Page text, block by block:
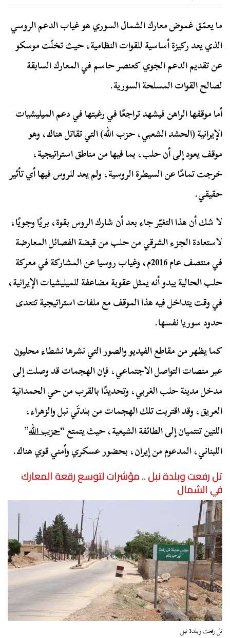
ما يعمّق غموض معارك الشمال السوري هو غياب الدعم الروسي
الذي يعد ركيزة أساسية للقوات النظامية، حيث تخلّت موسكو
عن تقديم الدعم الجوي كعنصر حاسم في المعارك السابقة
لصالح القوات المسلحة السورية.
أما موقفها الراهن فيشهد تراجعًا في رغبتها في دعم الميليشيات
الإيرانية (الحشد الشعبي، حزب الله) التي تقاتل هناك، وهو
موقف يعود إلى أن حلب، بما فيها من مناطق استراتيجية،
خرجت تمامًا عن السيطرة الروسية، ولم يعد للروس فيها أي تأثير
حقيقي.
لا شك أن هذا التغيّر جاء بعد أن شارك الروس بقوة، بريًا وجويًا،
لاستعادة الجزء الشرقي من حلب من قبضة الفصائل المعارضة
في منتصف عام 2016م، وغياب روسيا عن المشاركة في معركة
حلب الحالية يبدو أنه يمثل عقوبة مضاعفة للميليشيات الإيرانية،
في وقت يتداخل فيه هذا الموقف مع ملفات استراتيجية تتعدى
حدود سوريا نفسها.
كما يظهر من مقاطع الفيديو والصور التي نشرها نشطاء محليون
عبر منصات التواصل الاجتماعي، فإن الهجمات قد وصلت إلى
مدخل مدينة حلب الغربي، وتحديدًا بالقرب من حي الحمدانية
العريق، وقد اقتربت تلك الهجمات من بلدتَي نبل والزهراء،
اللتين تنتميان إلى الطائفة الشيعية، حيث يتمتع “حزب الله”
اللبناني، المدعوم من إيران، بحضور عسكري وأمني قوي هناك.
تل رفعت وبلدة نبل .. مؤشرات لتوسع رقعة المعارك
في الشمال
تل رفعت وبلدة نبل